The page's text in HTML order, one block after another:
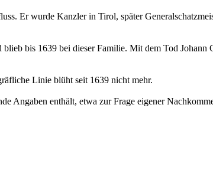
Er wurde Kanzler in Tirol, später
bis 1639 bei dieser Familie. Mit dem Tod Johann
Linie blüht seit 1639 nicht mehr.
Angaben enthält, etwa zur Frage eigener